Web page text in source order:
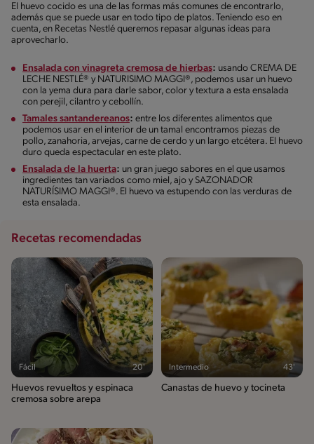
El huevo cocido es una de las formas más comunes de encontrarlo,
además que se puede usar en todo tipo de platos. Teniendo eso en
cuenta, en Recetas Nestlé queremos repasar algunas ideas para
aprovecharlo.
Ensalada con vinagreta cremosa de hierbas: usando CREMA DE
LECHE NESTLÉ® y NATURISIMO MAGGI®, podemos usar un huevo
con la yema dura para darle sabor, color y textura a esta ensalada
con perejil, cilantro y cebollín.
Tamales santandereanos: entre los diferentes alimentos que
podemos usar en el interior de un tamal encontramos piezas de
pollo, zanahoria, arvejas, carne de cerdo y un largo etcétera. El huevo
duro queda espectacular en este plato.
Ensalada de la huerta: un gran juego sabores en el que usamos
ingredientes tan variados como miel, ajo y SAZONADOR
NATURÍSIMO MAGGI®. El huevo va estupendo con las verduras de
esta ensalada.
Recetas recomendadas
Fácil 20'
Huevos revueltos y espinaca
cremosa sobre arepa
Intermedio 43'
Canastas de huevo y tocineta